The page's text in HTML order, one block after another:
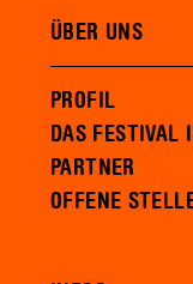
ÜBER UNS
PROFIL
DAS FESTIVAL
PARTNER
OFFENE